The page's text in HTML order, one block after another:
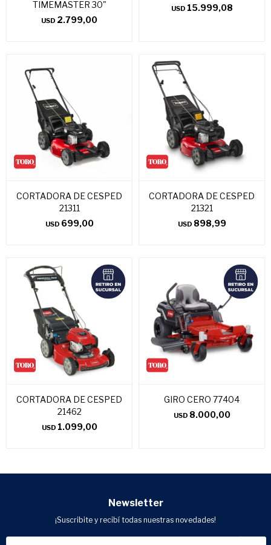
TIMEMASTER 30"
USD 2.799,00
USD 15.999,08
CORTADORA DE CESPED
21311
USD 699,00
CORTADORA DE CESPED
21321
USD 898,99
CORTADORA DE CESPED
21462
USD 1.099,00
GIRO CERO 77404
USD 8.000,00
Newsletter
¡Suscribite y recibí todas nuestras novedades!